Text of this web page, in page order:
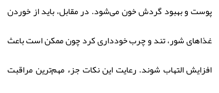
پوست و بهبود گردش خون می‌شود. در مقابل، باید از خوردن
غذاهای شور، تند و چرب خودداری کرد چون ممکن است باعث
افزایش التهاب شوند. رعایت این نکات جزء مهم‌ترین مراقبت‌